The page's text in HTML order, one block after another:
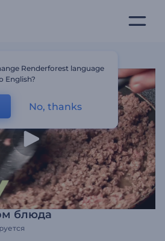
блюда
Renderforest language
English?
No, thanks